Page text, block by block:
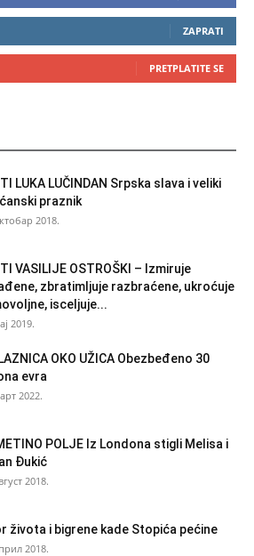
ZAPRATI
PRETPLATITE SE
LUKA LUČINDAN Srpska slava i veliki
praznik
2018.
VASILIJE OSTROŠKI – Izmiruje
zbratimljuje razbraćene, ukroćuje
isceljuje...
2019.
OKO UŽICA Obezbeđeno 30
evra
2022.
POLJE Iz Londona stigli Melisa i
Đukić
2018.
života i bigrene kade Stopića pećine
2018.